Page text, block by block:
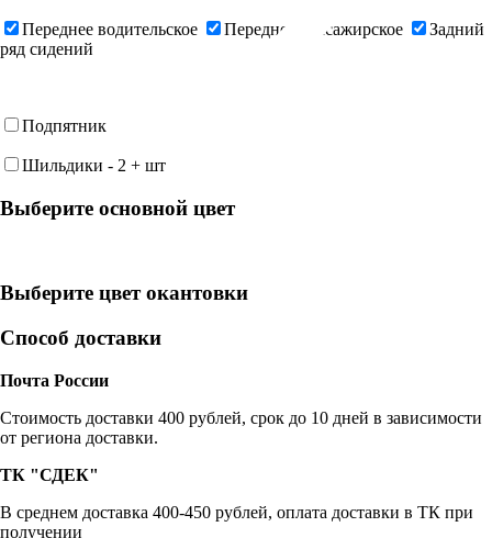
Переднее водительское Переднее пассажирское
Задний
ряд сидений
Подпятник
Шильдики - 2 + шт
Выберите oсновной цвет
Выберите цвет окантовки
Способ доставки
Почта России
Cтоимость доставки 400 рублей, срок до 10 дней в зависимости
от региона доставки.
ТК "СДЕК"
В среднем доставка 400-450 рублей, оплата доставки в ТК при
получении